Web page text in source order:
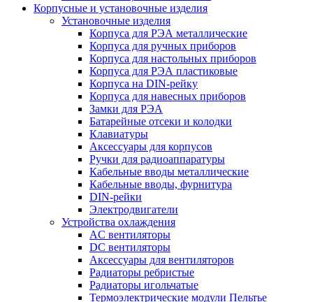
Корпусные и установочные изделия
Установочные изделия
Корпуса для РЭА металлические
Корпуса для ручных приборов
Корпуса для настольных приборов
Корпуса для РЭА пластиковые
Корпуса на DIN-рейку
Корпуса для навесных приборов
Замки для РЭА
Батарейные отсеки и колодки
Клавиатуры
Аксессуары для корпусов
Ручки для радиоаппаратуры
Кабельные вводы металлические
Кабельные вводы, фурнитура
DIN-рейки
Электродвигатели
Устройства охлаждения
AC вентиляторы
DC вентиляторы
Аксессуары для вентиляторов
Радиаторы ребристые
Радиаторы игольчатые
Термоэлектрические модули Пельтье